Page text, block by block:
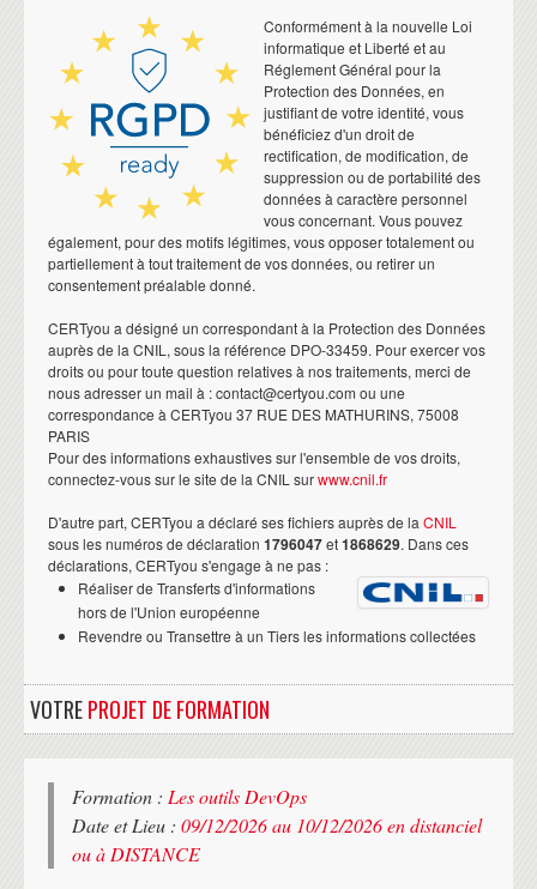
Conformément à la nouvelle Loi
informatique et Liberté et au
Réglement Général pour la
Protection des Données, en
justifiant de votre identité, vous
bénéficiez d'un droit de
rectification, de modification, de
suppression ou de portabilité des
données à caractère personnel
vous concernant. Vous pouvez
également, pour des motifs légitimes, vous opposer totalement ou
partiellement à tout traitement de vos données, ou retirer un
consentement préalable donné.
CERTyou a désigné un correspondant à la Protection des Données
auprès de la CNIL, sous la référence DPO-33459. Pour exercer vos
droits ou pour toute question relatives à nos traitements, merci de
nous adresser un mail à : contact@certyou.com ou une
correspondance à CERTyou 37 RUE DES MATHURINS, 75008
PARIS
Pour des informations exhaustives sur l'ensemble de vos droits,
connectez-vous sur le site de la CNIL surwww.cnil.fr
D'autre part, CERTyou a déclaré ses fichiers auprès de la CNIL
sous les numéros de déclaration 1796047et1868629. Dans ces
déclarations, CERTyou s'engage à ne pas :
Réaliser de Transferts d'informations
hors de l'Union européenne
Revendre ou Transettre à un Tiers les informations collectées
VOTREPROJET DE FORMATION
Formation : Les outils DevOps
Date et Lieu : 09/12/2026 au 10/12/2026 en distanciel
ou à DISTANCE